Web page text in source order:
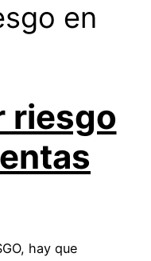
en
riesgo
hay que